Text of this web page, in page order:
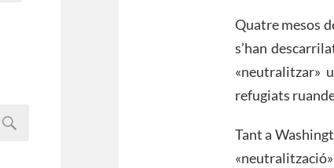
Quatre mesos
s’han
«neutralitzar»
refugiats
Tant a